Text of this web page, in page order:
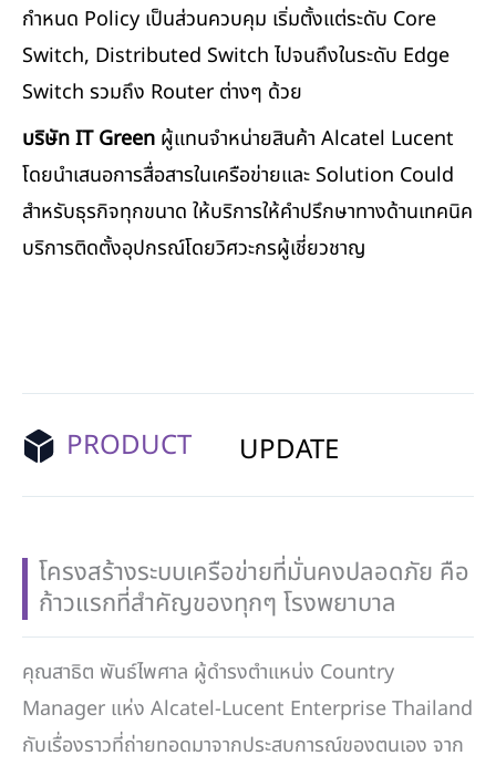
กำหนด Policy เป็นส่วนควบคุม เริ่มตั้งแต่ระดับ Core
Switch, Distributed Switch ไปจนถึงในระดับ Edge
Switch รวมถึง Router ต่างๆ ด้วย
บริษัท IT Green ผู้แทนจำหน่ายสินค้า Alcatel Lucent
โดยนำเสนอการสื่อสารในเครือข่ายและ Solution Could
สำหรับธุรกิจทุกขนาด ให้บริการให้คำปรึกษาทางด้านเทคนิค
บริการติดตั้งอุปกรณ์โดยวิศวะกรผู้เชี่ยวชาญ
PRODUCT UPDATE
โครงสร้างระบบเครือข่ายที่มั่นคงปลอดภัย คือ
ก้าวแรกที่สำคัญของทุกๆ โรงพยาบาล
คุณสาธิต พันธ์ไพศาล ผู้ดำรงตำแหน่ง Country
Manager แห่ง Alcatel-Lucent Enterprise Thailand
กับเรื่องราวที่ถ่ายทอดมาจากประสบการณ์ของตนเอง จาก